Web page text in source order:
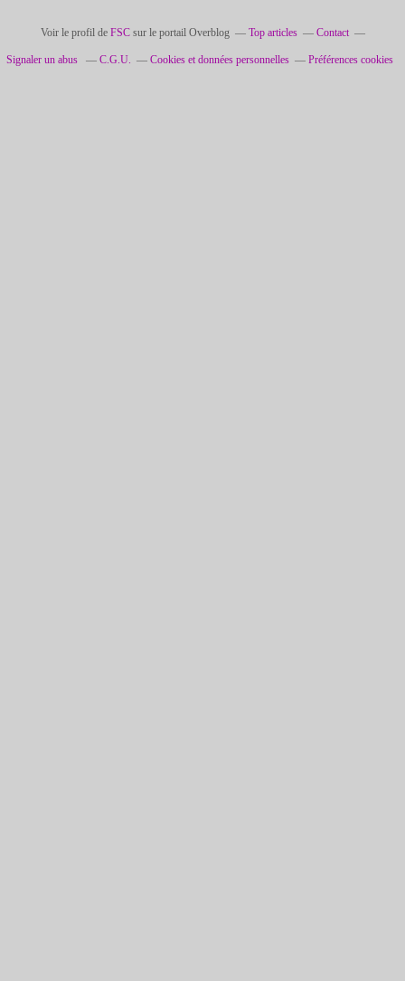
Voir le profil de FSCsur le portail Overblog Top articles Contact
Signaler un abus C.G.U. Cookies et données personnelles Préférences cookies